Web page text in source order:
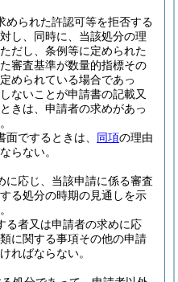
められた許認可等を拒否する
し、同時に、当該処分の理
ただし、条例等に定められた
審査基準が数量的指標その
められている場合であっ
ないことが申請書の記載又
きは、申請者の求めがあっ
でするときは、 同項の理由
らない。
に応じ、当該申請に係る審査
る処分の時期の見通しを示
る者又は申請者の求めに応
に関する事項その他の申請
ればならない。